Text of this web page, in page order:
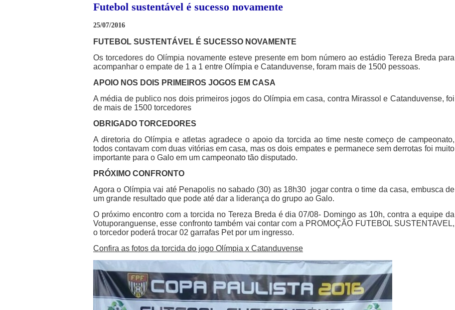
Futebol sustentável é sucesso novamente
25/07/2016
FUTEBOL SUSTENTÁVEL É SUCESSO NOVAMENTE
Os torcedores do Olímpia novamente esteve presente em bom número ao estádio Tereza Breda para
acompanhar o empate de 1 a 1 entre Olímpia e Catanduvense, foram mais de 1500 pessoas.
APOIO NOS DOIS PRIMEIROS JOGOS EM CASA
A média de publico nos dois primeiros jogos do Olímpia em casa, contra Mirassol e Catanduvense, foi
de mais de 1500 torcedores
OBRIGADO TORCEDORES
A diretoria do Olímpia e atletas agradece o apoio da torcida ao time neste começo de campeonato,
todos contavam com duas vitórias em casa, mas os dois empates e permanece sem derrotas foi muito
importante para o Galo em um campeonato tão disputado.
PRÓXIMO CONFRONTO
Agora o Olímpia vai até Penapolis no sabado (30) as 18h30 jogar contra o time da casa, embusca de
um grande resultado que pode até dar a liderança do grupo ao Galo.
O próximo encontro com a torcida no Tereza Breda é dia 07/08- Domingo as 10h, contra a equipe da
Votuporanguense, esse confronto também vai contar com a PROMOÇÃO FUTEBOL SUSTENTAVEL,
o torcedor poderá trocar 02 garrafas Pet por um ingresso.
Confira as fotos da torcida do jogo Olímpia x Catanduvense